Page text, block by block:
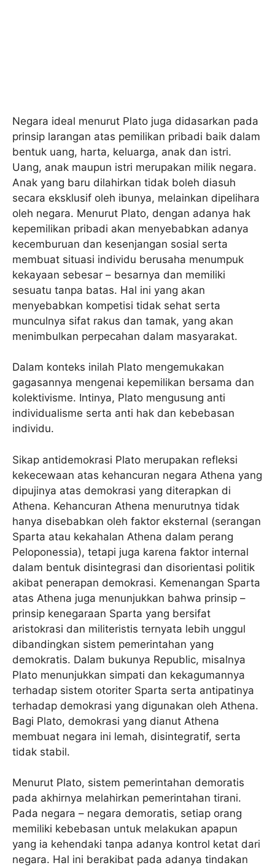
Negara ideal menurut Plato juga didasarkan pada
prinsip larangan atas pemilikan pribadi baik dalam
bentuk uang, harta, keluarga, anak dan istri.
Uang, anak maupun istri merupakan milik negara.
Anak yang baru dilahirkan tidak boleh diasuh
secara eksklusif oleh ibunya, melainkan dipelihara
oleh negara. Menurut Plato, dengan adanya hak
kepemilikan pribadi akan menyebabkan adanya
kecemburuan dan kesenjangan sosial serta
membuat situasi individu berusaha menumpuk
kekayaan sebesar – besarnya dan memiliki
sesuatu tanpa batas. Hal ini yang akan
menyebabkan kompetisi tidak sehat serta
munculnya sifat rakus dan tamak, yang akan
menimbulkan perpecahan dalam masyarakat.
Dalam konteks inilah Plato mengemukakan
gagasannya mengenai kepemilikan bersama dan
kolektivisme. Intinya, Plato mengusung anti
individualisme serta anti hak dan kebebasan
individu.
Sikap antidemokrasi Plato merupakan refleksi
kekecewaan atas kehancuran negara Athena yang
dipujinya atas demokrasi yang diterapkan di
Athena. Kehancuran Athena menurutnya tidak
hanya disebabkan oleh faktor eksternal (serangan
Sparta atau kekahalan Athena dalam perang
Peloponessia), tetapi juga karena faktor internal
dalam bentuk disintegrasi dan disorientasi politik
akibat penerapan demokrasi. Kemenangan Sparta
atas Athena juga menunjukkan bahwa prinsip –
prinsip kenegaraan Sparta yang bersifat
aristokrasi dan militeristis ternyata lebih unggul
dibandingkan sistem pemerintahan yang
demokratis. Dalam bukunya Republic, misalnya
Plato menunjukkan simpati dan kekagumannya
terhadap sistem otoriter Sparta serta antipatinya
terhadap demokrasi yang digunakan oleh Athena.
Bagi Plato, demokrasi yang dianut Athena
membuat negara ini lemah, disintegratif, serta
tidak stabil.
Menurut Plato, sistem pemerintahan demoratis
pada akhirnya melahirkan pemerintahan tirani.
Pada negara – negara demoratis, setiap orang
memiliki kebebasan untuk melakukan apapun
yang ia kehendaki tanpa adanya kontrol ketat dari
negara. Hal ini berakibat pada adanya tindakan